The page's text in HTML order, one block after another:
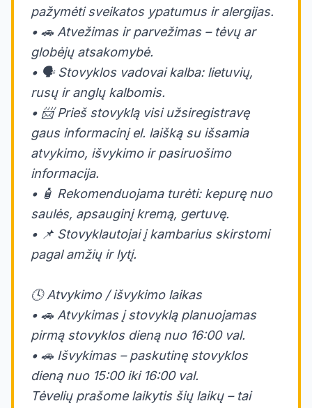
pažymėti sveikatos ypatumus ir alergijas.
• 🚗 Atvežimas ir parvežimas – tėvų ar
globėjų atsakomybė.
• 🗣️ Stovyklos vadovai kalba: lietuvių,
rusų ir anglų kalbomis.
• 📨 Prieš stovyklą visi užsiregistravę
gaus informacinį el. laišką su išsamia
atvykimo, išvykimo ir pasiruošimo
informacija.
• 🧴 Rekomenduojama turėti: kepurę nuo
saulės, apsauginį kremą, gertuvę.
• 📌 Stovyklautojai į kambarius skirstomi
pagal amžių ir lytį.
🕓 Atvykimo / išvykimo laikas
• 🚗 Atvykimas į stovyklą planuojamas
pirmą stovyklos dieną nuo 16:00 val.
• 🚗 Išvykimas – paskutinę stovyklos
dieną nuo 15:00 iki 16:00 val.
Tėvelių prašome laikytis šių laikų – tai